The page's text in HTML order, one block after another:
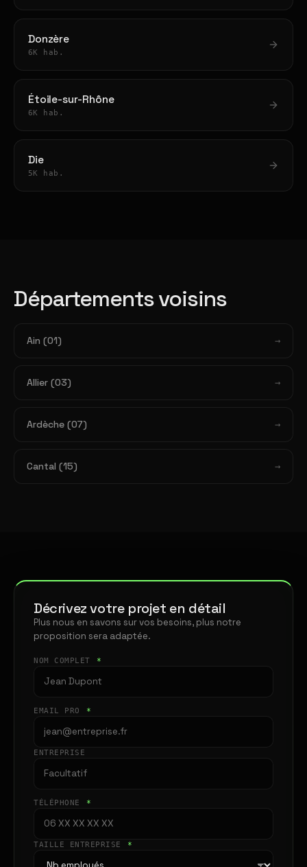
Donzère
6K hab.
Étoile-sur-Rhône
6K hab.
Die
5K hab.
Départements voisins
Ain (01)
Allier (03)
Ardèche (07)
Cantal (15)
Décrivez votre projet en détail
Plus nous en savons sur vos besoins, plus notre
proposition sera adaptée.
NOM COMPLET *
EMAIL PRO *
ENTREPRISE
TÉLÉPHONE *
TAILLE ENTREPRISE *